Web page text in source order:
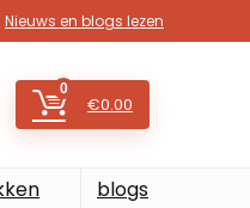
Nieuws en blogs lezen
0
€0.00
blogs